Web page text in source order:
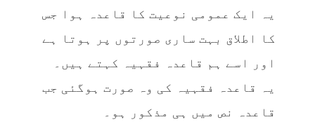
یہ ایک عمومی نوعیت کا قاعدہ ہوا جس
کا اطلاق بہت ساری صورتوں پر ہوتا ہے
اور اسے ہم قاعدہ فقہیہ کہتے ہیں۔
یہ قاعدہ فقہیہ کی وہ صورت ہوگئی جب
قاعدہ نص میں ہی مذکور ہو۔